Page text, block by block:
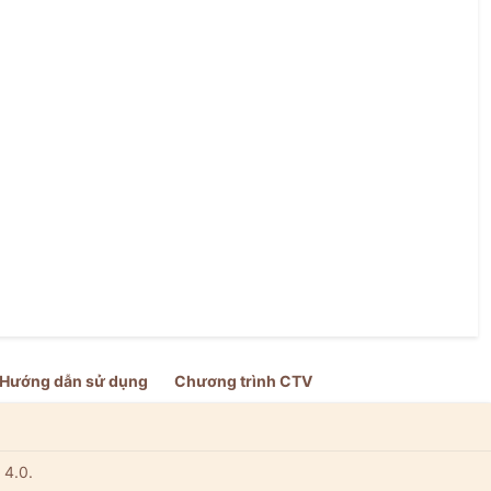
Hướng dẫn sử dụng Chương trình CTV
4.0.